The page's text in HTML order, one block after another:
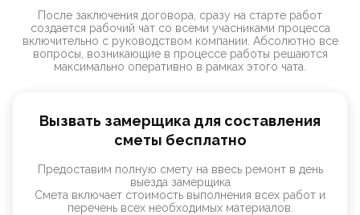
После заключения договора, сразу на старте работ
создается рабочий чат со всеми учасниками процесса
включительно с руководством компании. Абсолютно все
вопросы, возникающие в процессе работы решаются
максимально оперативно в рамках этого чата.
Вызвать замерщика для составления
сметы бесплатно
Предоставим полную смету на ввесь ремонт в день
выезда замерщика
Смета включает стоимость выполнения всех работ и
перечень всех необходимых материалов.